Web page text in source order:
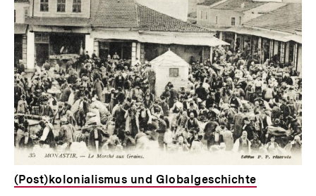
(Post)kolonialismus und Globalgeschichte